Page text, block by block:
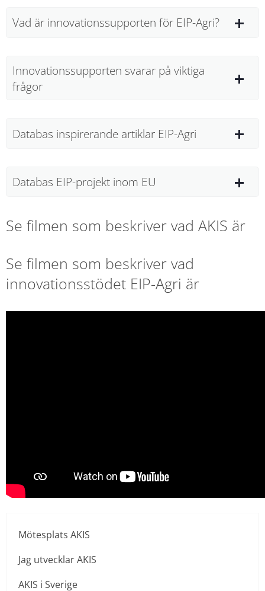
Vad är innovationssupporten för EIP-Agri?
Innovationssupporten svarar på viktiga
frågor
Databas inspirerande artiklar EIP-Agri
Databas EIP-projekt inom EU
Se filmen som beskriver vad AKIS är
Se filmen som beskriver vad
innovationsstödet EIP-Agri är
Mötesplats AKIS
Jag utvecklar AKIS
AKIS i Sverige